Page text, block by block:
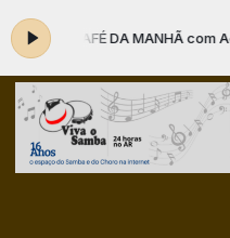
CAFÉ DA MANHÃ